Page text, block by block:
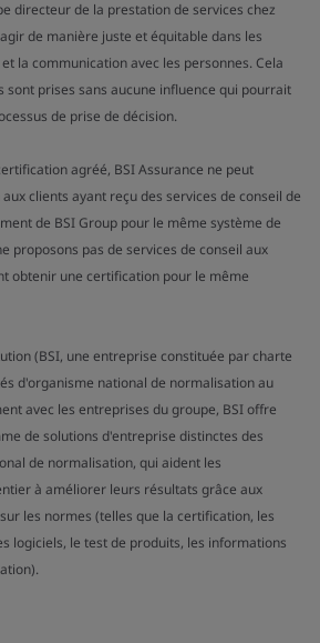
directeur de la prestation de services chez
de manière juste et équitable dans les
la communication avec les personnes. Cela
sont prises sans aucune influence qui pourrait
de prise de décision.
agréé, BSI Assurance ne peut
clients ayant reçu des services de conseil de
de BSI Group pour le même système de
proposons pas de services de conseil aux
obtenir une certification pour le même
(BSI, une entreprise constituée par charte
d'organisme national de normalisation au
avec les entreprises du groupe, BSI offre
de solutions d'entreprise distinctes des
de normalisation, qui aident les
à améliorer leurs résultats grâce aux
les normes (telles que la certification, les
logiciels, le test de produits, les informations